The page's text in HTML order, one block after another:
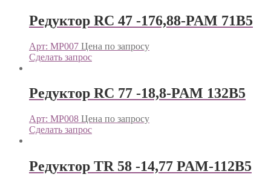
Редуктор RC 47 -176,88-PAM 71В5
Арт: МР007 Цена по запросу
Сделать запрос
Редуктор RC 77 -18,8-PAM 132В5
Арт: МР008 Цена по запросу
Сделать запрос
Редуктор TR 58 -14,77 PAM-112B5